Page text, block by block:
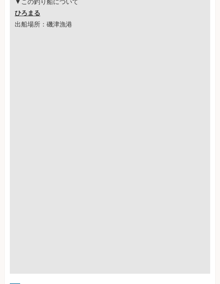
▼この釣り船について
ひろまる
出船場所：磯津漁港